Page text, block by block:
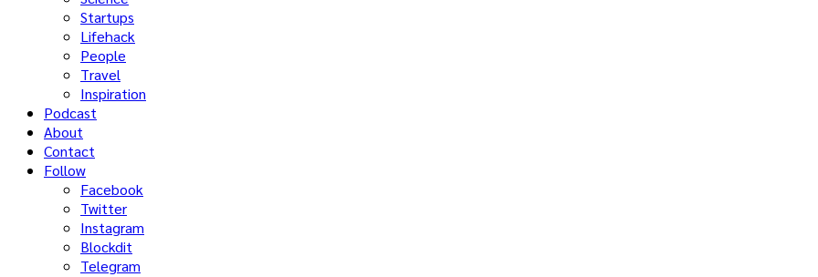
Startups
Lifehack
People
Travel
Inspiration
Podcast
About
Contact
Follow
Facebook
Twitter
Instagram
Blockdit
Telegram